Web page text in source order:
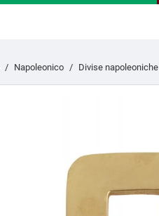
Napoleonico Divise napoleoniche